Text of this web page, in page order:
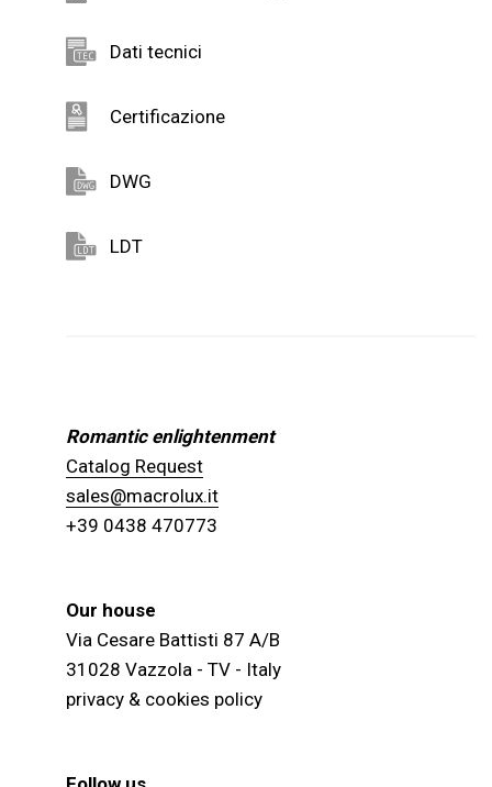
Dati tecnici
Certificazione
DWG
LDT
Romantic enlightenment
Catalog Request
sales@macrolux.it
+39 0438 470773
Our house
Via Cesare Battisti 87 A/B
31028 Vazzola - TV - Italy
privacy & cookies policy